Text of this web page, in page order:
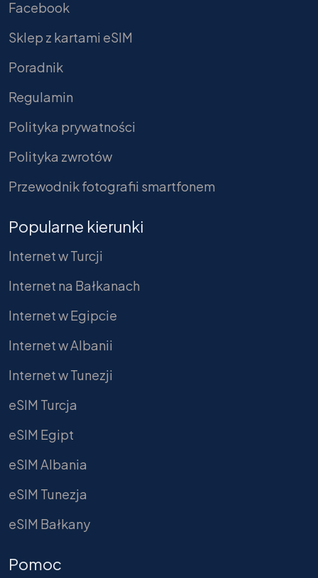
Facebook
Sklep z kartami eSIM
Poradnik
Regulamin
Polityka prywatności
Polityka zwrotów
Przewodnik fotografii smartfonem
Popularne kierunki
Internet w Turcji
Internet na Bałkanach
Internet w Egipcie
Internet w Albanii
Internet w Tunezji
eSIM Turcja
eSIM Egipt
eSIM Albania
eSIM Tunezja
eSIM Bałkany
Pomoc